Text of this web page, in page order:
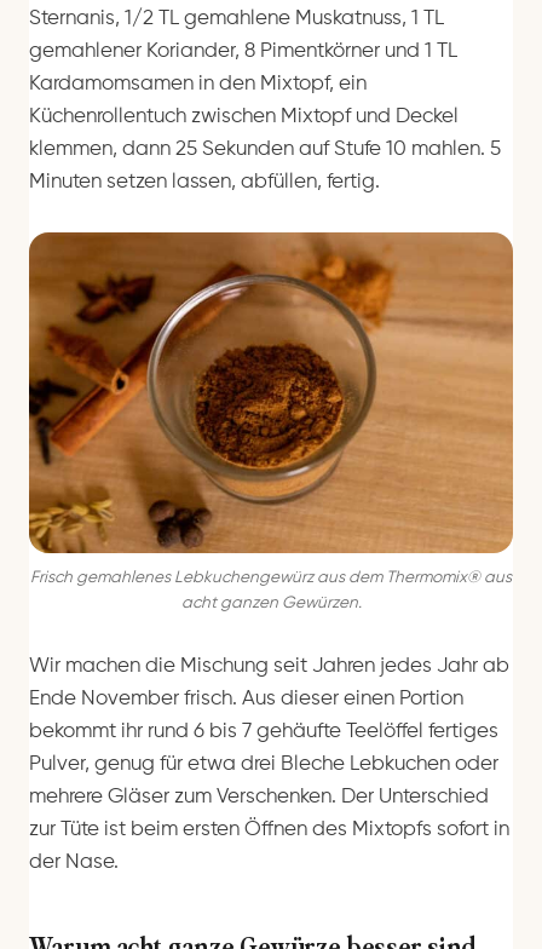
Sternanis, 1/2 TL gemahlene Muskatnuss, 1 TL
gemahlener Koriander, 8 Pimentkörner und 1 TL
Kardamomsamen in den Mixtopf, ein
Küchenrollentuch zwischen Mixtopf und Deckel
klemmen, dann 25 Sekunden auf Stufe 10 mahlen. 5
Minuten setzen lassen, abfüllen, fertig.
Frisch gemahlenes Lebkuchengewürz aus dem Thermomix® aus
acht ganzen Gewürzen.
Wir machen die Mischung seit Jahren jedes Jahr ab
Ende November frisch. Aus dieser einen Portion
bekommt ihr rund 6 bis 7 gehäufte Teelöffel fertiges
Pulver, genug für etwa drei Bleche Lebkuchen oder
mehrere Gläser zum Verschenken. Der Unterschied
zur Tüte ist beim ersten Öffnen des Mixtopfs sofort in
der Nase.